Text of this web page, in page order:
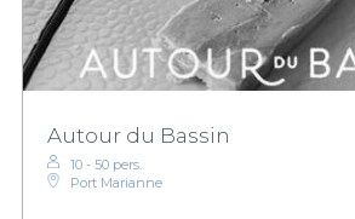
Autour du Bassin
10 - 50 pers.
Port Marianne